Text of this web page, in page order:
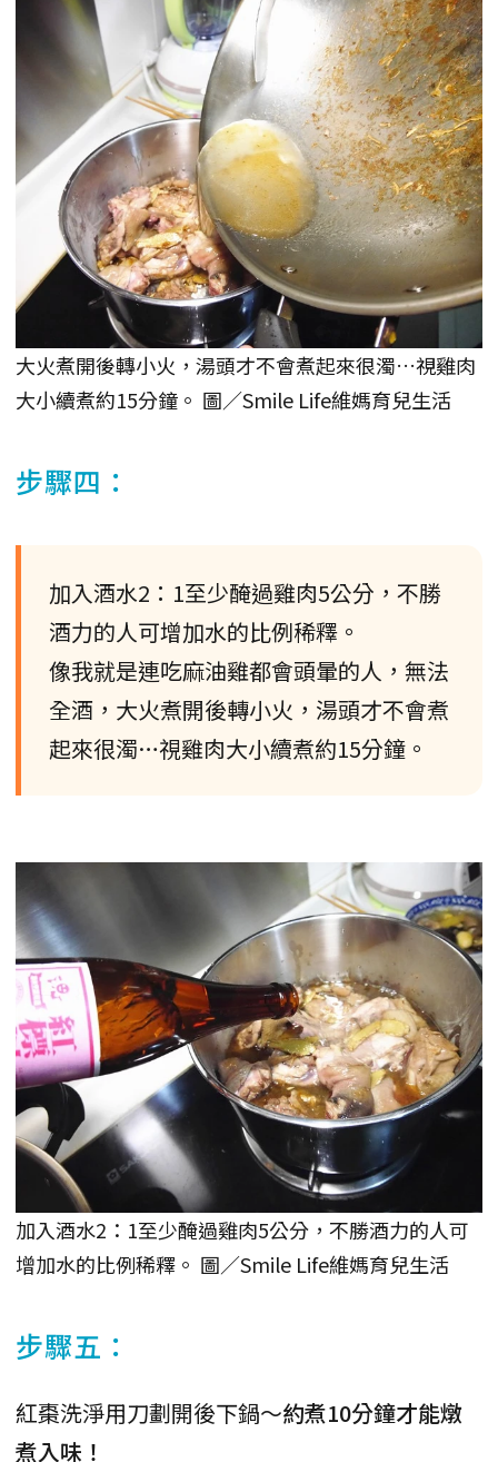
大火煮開後轉小火，湯頭才不會煮起來很濁…視雞肉
大小續煮約15分鐘。 圖／Smile Life維媽育兒生活
步驟四：
加入酒水2：1至少醃過雞肉5公分，不勝
酒力的人可增加水的比例稀釋。
像我就是連吃麻油雞都會頭暈的人，無法
全酒，大火煮開後轉小火，湯頭才不會煮
起來很濁…視雞肉大小續煮約15分鐘。
加入酒水2：1至少醃過雞肉5公分，不勝酒力的人可
增加水的比例稀釋。 圖／Smile Life維媽育兒生活
步驟五：
紅棗洗淨用刀劃開後下鍋～約煮10分鐘才能燉
煮入味！